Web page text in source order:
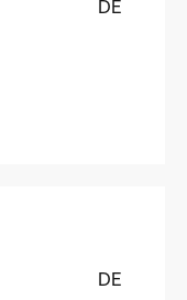
DE
DE